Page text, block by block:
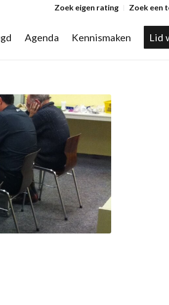
Zoek eigen rating Zoek een
Agenda Kennismaken Lid